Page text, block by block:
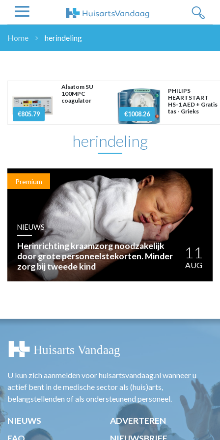
OVERHEID
WETENSCHAP
ZORGVERZEKERAARS
NASCHOLINGEN
ENQUÊTES
NHG
LHV
OPINIE
HUISARTSENPOST
PRAKTIJKZAKEN
TARIEVEN
VPHUISARTSEN
MEDISCHE VAKHANDEL
Home herindeling
€805.79
Alsatom SU
100MPC
coagulator
€1008.26
PHILIPS
HEARTSTART
HS-1 AED + Gratis
tas - Grieks
herindeling
Premium
NIEUWS
Herinrichting kraamzorg noodzakelijk
door grote personeelstekorten. Minder
zorg bij tweede kind
11
AUG
U kun zich aanmelden voor huisartsvandaag.nl wanneer u
actief bent in de medische sector als (huis)arts,
belangstellenden of als ondersteunend personeel.
NIEUWS
ADVERTEREN